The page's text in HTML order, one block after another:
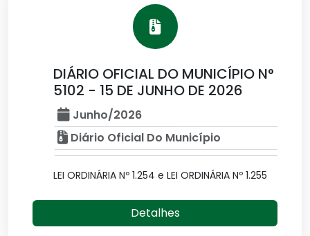
DIÁRIO OFICIAL DO MUNICÍPIO N°
5102 - 15 DE JUNHO DE 2026
Junho/2026
Diário Oficial Do Município
LEI ORDINÁRIA Nº 1.254 e LEI ORDINÁRIA Nº 1.255
Detalhes